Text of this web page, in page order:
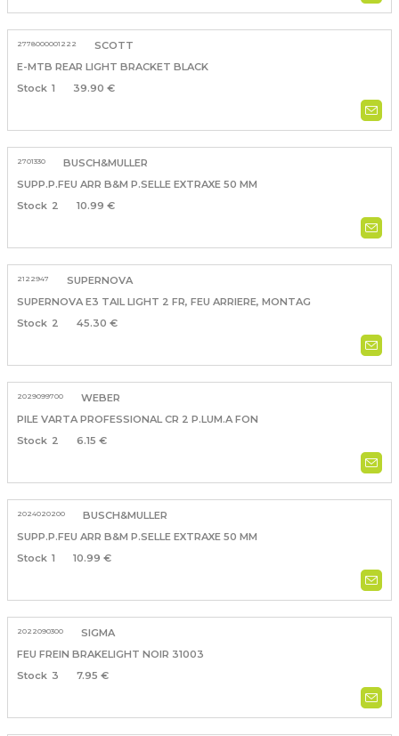
2778000001222
SCOTT
E-MTB REAR LIGHT BRACKET BLACK
1
39.90 €
2701330
BUSCH&MULLER
SUPP.P.FEU ARR B&M P.SELLE EXTRAXE 50 MM
2
10.99 €
2122947
SUPERNOVA
SUPERNOVA E3 TAIL LIGHT 2 FR, FEU ARRIERE, MONTAG
2
45.30 €
2029099700
WEBER
PILE VARTA PROFESSIONAL CR 2 P.LUM.A FON
2
6.15 €
2024020200
BUSCH&MULLER
SUPP.P.FEU ARR B&M P.SELLE EXTRAXE 50 MM
1
10.99 €
2022090300
SIGMA
FEU FREIN BRAKELIGHT NOIR 31003
3
7.95 €